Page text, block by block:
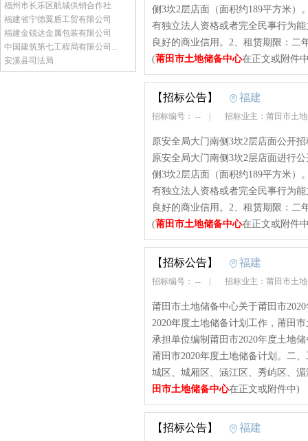
福州市长乐区航城供销合作社
福建省宁德翼盾工贸有限公司
福建金锐达金属包装有限公司
中国建筑第七工程局有限公司...
安溪县司法局
侧3坎2层店面（面积约189平方米）
有独立法人资格或者完全民事行为
良好的商业信用。2、租赁期限：二
(莆田市土地储备中心在正文或附件
【招标公告】 福建
招标编号： -- 招标业主：莆田市土
原安全局大门南侧3坎2层店面公开
原安全局大门南侧3坎2层店面进行
侧3坎2层店面（面积约189平方米）
有独立法人资格或者完全民事行为
良好的商业信用。2、租赁期限：二
(莆田市土地储备中心在正文或附件
【招标公告】 福建
招标编号： -- 招标业主：莆田市土
莆田市土地储备中心关于莆田市
2020年度土地储备计划工作，莆田
承担单位编制莆田市2020年度土地
莆田市2020年度土地储备计划。二
城区、城厢区、涵江区、秀屿区、
田市土地储备中心在正文或附件中)
【招标公告】 福建